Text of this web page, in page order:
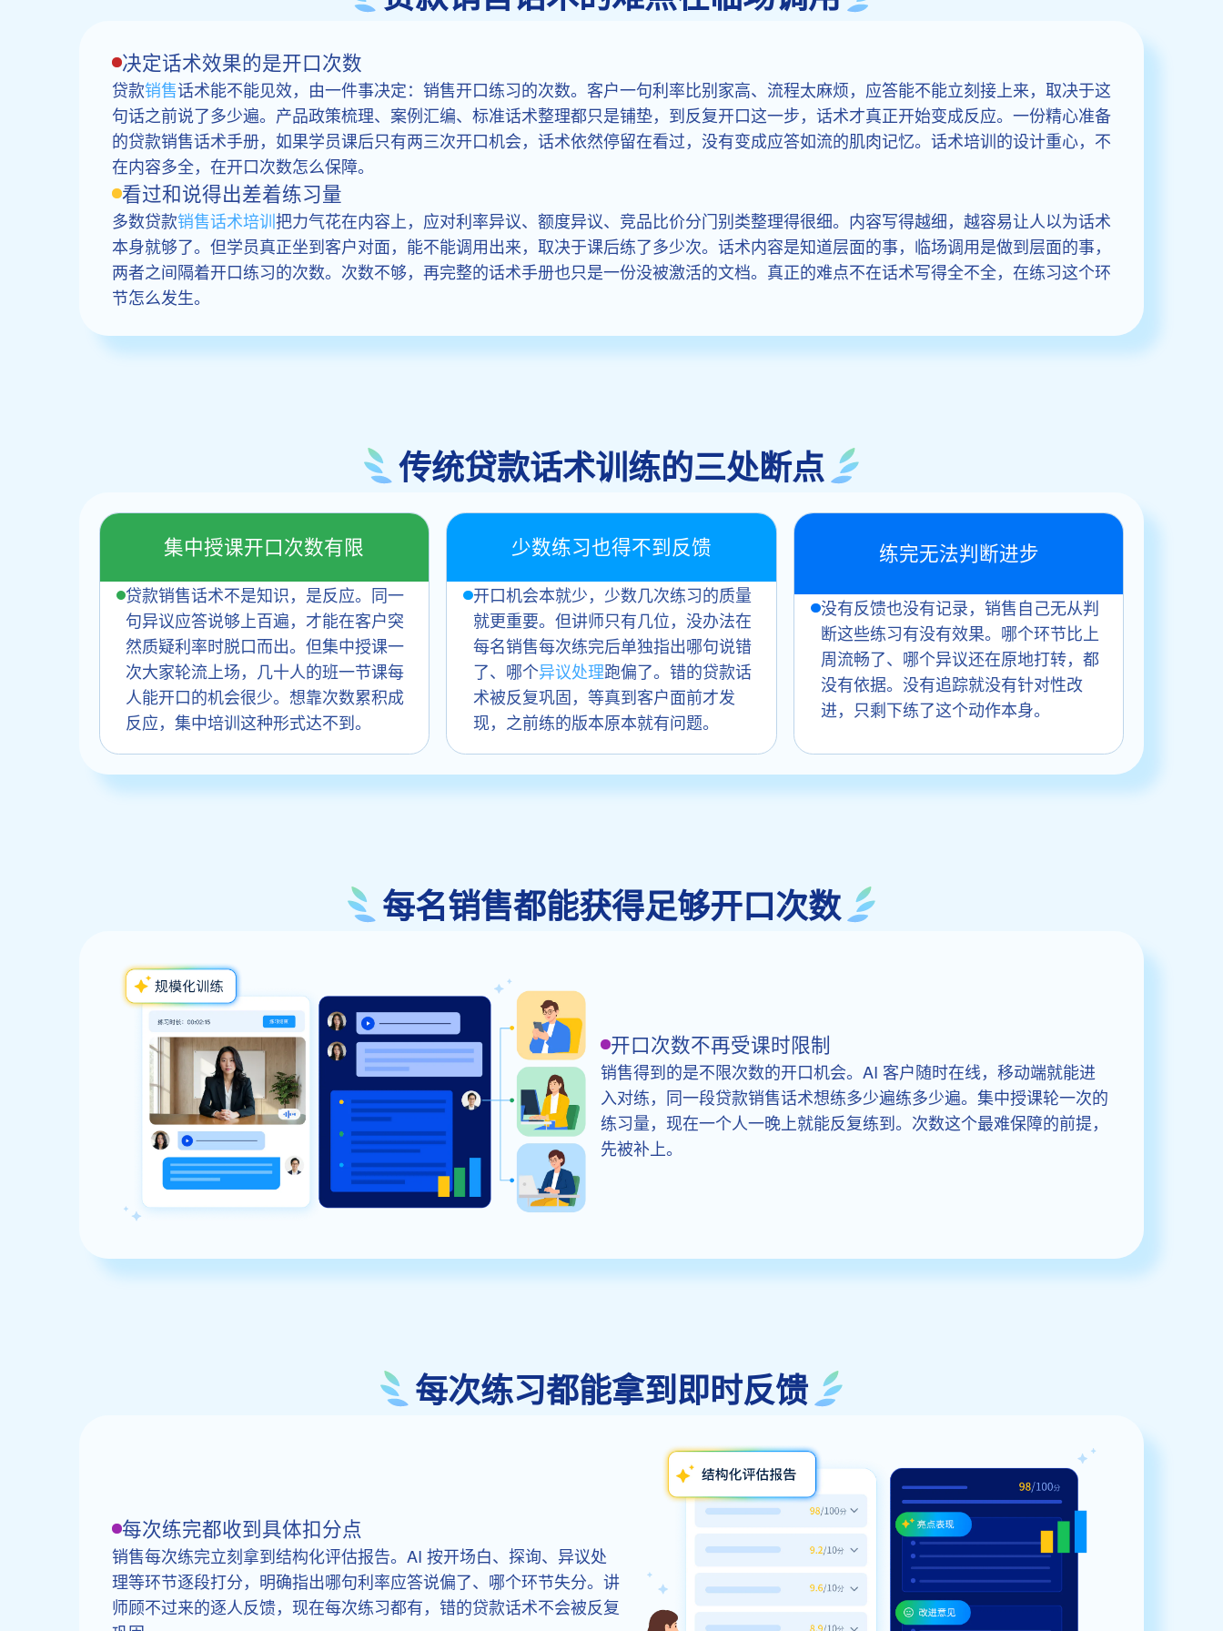
决定话术效果的是开口次数
贷款销售话术能不能见效，由一件事决定：销售开口练习的次数。客户一句利率比别家高、流程太麻烦，应答能不能立刻接上来，取决于这
句话之前说了多少遍。产品政策梳理、案例汇编、标准话术整理都只是铺垫，到反复开口这一步，话术才真正开始变成反应。一份精心准备
的贷款销售话术手册，如果学员课后只有两三次开口机会，话术依然停留在看过，没有变成应答如流的肌肉记忆。话术培训的设计重心，不
在内容多全，在开口次数怎么保障。
看过和说得出差着练习量
多数贷款销售话术培训把力气花在内容上，应对利率异议、额度异议、竞品比价分门别类整理得很细。内容写得越细，越容易让人以为话术
本身就够了。但学员真正坐到客户对面，能不能调用出来，取决于课后练了多少次。话术内容是知道层面的事，临场调用是做到层面的事，
两者之间隔着开口练习的次数。次数不够，再完整的话术手册也只是一份没被激活的文档。真正的难点不在话术写得全不全，在练习这个环
节怎么发生。
传统贷款话术训练的三处断点
集中授课开口次数有限
贷款销售话术不是知识，是反应。同一
句异议应答说够上百遍，才能在客户突
然质疑利率时脱口而出。但集中授课一
次大家轮流上场，几十人的班一节课每
人能开口的机会很少。想靠次数累积成
反应，集中培训这种形式达不到。
少数练习也得不到反馈
开口机会本就少，少数几次练习的质量
就更重要。但讲师只有几位，没办法在
每名销售每次练完后单独指出哪句说错
了、哪个异议处理跑偏了。错的贷款话
术被反复巩固，等真到客户面前才发
现，之前练的版本原本就有问题。
练完无法判断进步
没有反馈也没有记录，销售自己无从判
断这些练习有没有效果。哪个环节比上
周流畅了、哪个异议还在原地打转，都
没有依据。没有追踪就没有针对性改
进，只剩下练了这个动作本身。
每名销售都能获得足够开口次数
开口次数不再受课时限制
销售得到的是不限次数的开口机会。AI 客户随时在线，移动端就能进
入对练，同一段贷款销售话术想练多少遍练多少遍。集中授课轮一次的
练习量，现在一个人一晚上就能反复练到。次数这个最难保障的前提，
先被补上。
每次练习都能拿到即时反馈
每次练完都收到具体扣分点
销售每次练完立刻拿到结构化评估报告。AI 按开场白、探询、异议处
理等环节逐段打分，明确指出哪句利率应答说偏了、哪个环节失分。讲
师顾不过来的逐人反馈，现在每次练习都有，错的贷款话术不会被反复